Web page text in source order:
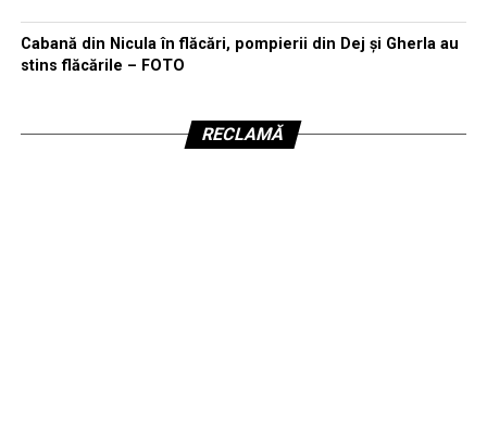
Cabană din Nicula în flăcări, pompierii din Dej și Gherla au
stins flăcările – FOTO
RECLAMĂ